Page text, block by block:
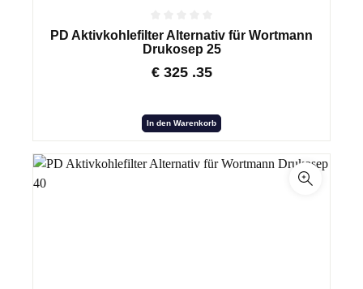
PD Aktivkohlefilter Alternativ für Wortmann
Drukosep 25
€ 325 .35
In den Warenkorb